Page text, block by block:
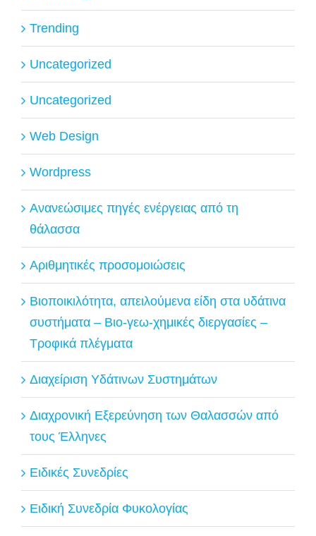
Trending
Uncategorized
Uncategorized
Web Design
Wordpress
Ανανεώσιμες πηγές ενέργειας από τη
θάλασσα
Αριθμητικές προσομοιώσεις
Βιοποικιλότητα, απειλούμενα είδη στα υδάτινα
συστήματα – Βιο-γεω-χημικές διεργασίες –
Τροφικά πλέγματα
Διαχείριση Υδάτινων Συστημάτων
Διαχρονική Εξερεύνηση των Θαλασσών από
τους Έλληνες
Ειδικές Συνεδρίες
Ειδική Συνεδρία Φυκολογίας